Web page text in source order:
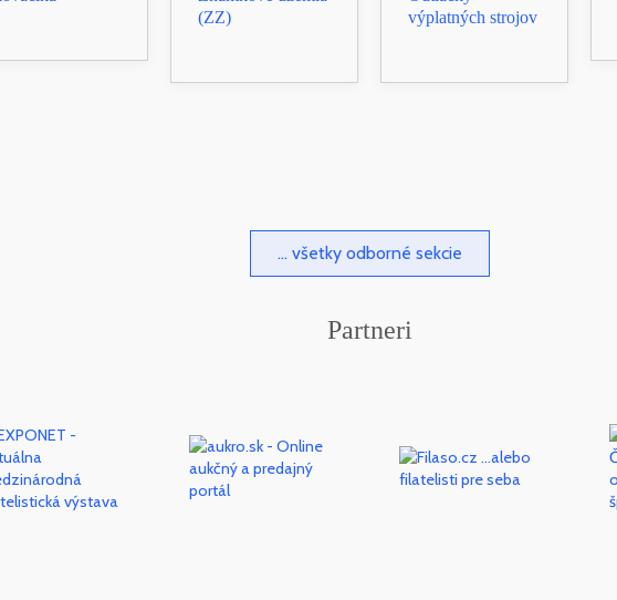
(ZZ)
výplatných strojov
... všetky odborné sekcie
Partneri